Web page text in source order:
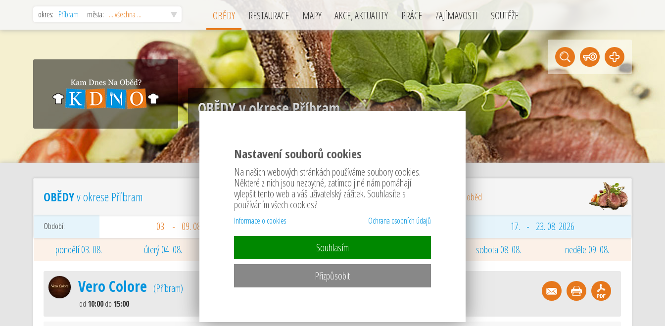
okres: Příbram města: ... všechna ... OBĚDY RESTAURACE MAPY AKCE, AKTUALITY PRÁCE ZAJÍMAVOSTI SOUTĚŽE
OBĚDY v okrese Příbram
OBĚDYv okrese Příbram denní menu ....... kam na oběd
Období: 03. - 09. 08. 2026 10. - 16. 08. 2026
17. - 23. 08. 2026
pondělí 03. 08.
úterý 04. 08. čtvrtek 06. 08. sobota 08. 08. neděle 09. 08.
Vero Colore (Příbram)
od 10:00do 15:00
Nastavení souborů cookies
Na našich webových stránkách používáme soubory cookies.
Některé z nich jsou nezbytné, zatímco jiné nám pomáhají
vylepšit tento web a váš uživatelský zážitek. Souhlasíte s
používáním všech cookies?
Informace o cookies Ochrana osobních údajů
Souhlasím
Přizpůsobit